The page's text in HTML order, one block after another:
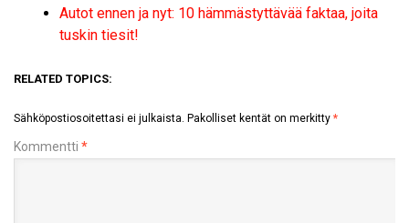
Autot ennen ja nyt: 10 hämmästyttävää faktaa, joita
tuskin tiesit!
RELATED TOPICS:
Sähköpostiosoitettasi ei julkaista. Pakolliset kentät on merkitty *
Kommentti *